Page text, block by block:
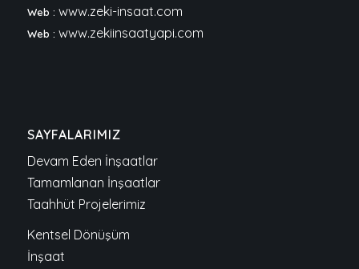
Web : www.zeki-insaat.com
Web : www.zekiinsaatyapi.com
SAYFALARIMIZ
Devam Eden İnşaatlar
Tamamlanan İnşaatlar
Taahhüt Projelerimiz
Kentsel Dönüşüm
İnşaat